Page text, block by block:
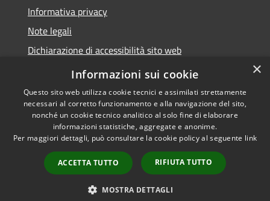
Informativa privacy
Note legali
Dichiarazione di accessibilità sito web
WhistleblowingPA
Accessibilità
Copyright © 2026 • Comune di
Gaglianico • Powered by
Municipium•
Accesso
redazione
×
Informazioni sui cookie
Questo sito web utilizza cookie tecnici e assimilati strettamente
necessari al corretto funzionamento e alla navigazione del sito,
nonché un cookie tecnico analitico al solo fine di elaborare
informazioni statistiche, aggregate e anonime.
Per maggiori dettagli, può consultare la cookie policy al seguente link
ACCETTA TUTTO RIFIUTA TUTTO
MOSTRA DETTAGLI